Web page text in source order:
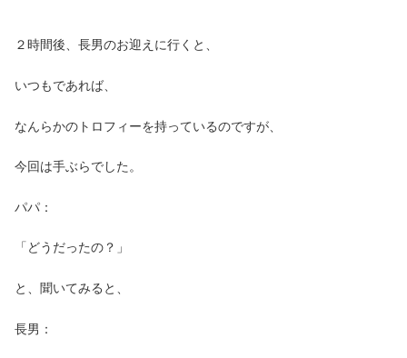
２時間後、長男のお迎えに行くと、
いつもであれば、
なんらかのトロフィーを持っているのですが、
今回は手ぶらでした。
パパ：
「どうだったの？」
と、聞いてみると、
長男：